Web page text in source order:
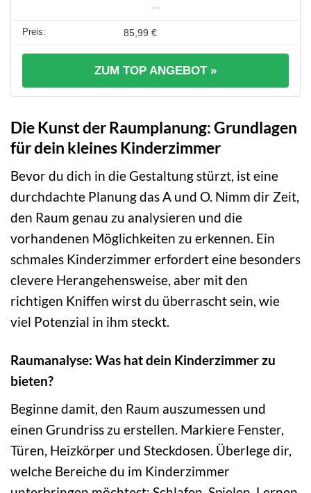
85,99 €
ZUM TOP ANGEBOT »
Die Kunst der Raumplanung: Grundlagen
für dein kleines Kinderzimmer
Bevor du dich in die Gestaltung stürzt, ist eine
durchdachte Planung das A und O. Nimm dir Zeit,
den Raum genau zu analysieren und die
vorhandenen Möglichkeiten zu erkennen. Ein
schmales Kinderzimmer erfordert eine besonders
clevere Herangehensweise, aber mit den
richtigen Kniffen wirst du überrascht sein, wie
viel Potenzial in ihm steckt.
Raumanalyse: Was hat dein Kinderzimmer zu
bieten?
Beginne damit, den Raum auszumessen und
einen Grundriss zu erstellen. Markiere Fenster,
Türen, Heizkörper und Steckdosen. Überlege dir,
welche Bereiche du im Kinderzimmer